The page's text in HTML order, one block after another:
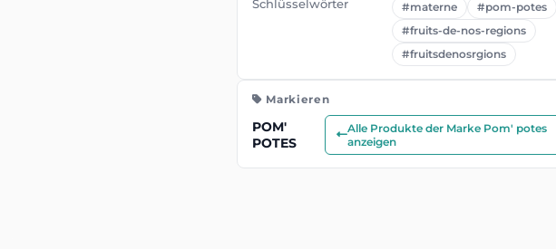
Schlüsselwörter
#materne
#pom-potes
#fruits-de-nos-regions
#fruitsdenosrgions
Markieren
POM'
POTES
Alle Produkte der Marke Pom' potes
anzeigen